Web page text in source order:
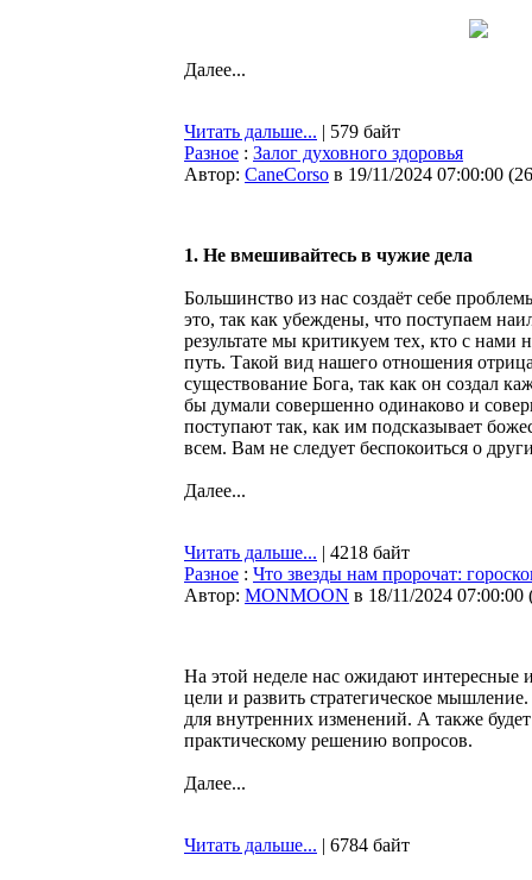
Далее...
Читать дальше... | 579 байт
Разное : Залог духовного здоровья
Автор: CaneCorso в 19/11/2024 07:00:00 (
1. Не вмешивайтесь в чужие дела
Большинство из нас создаёт себе
это, так как убеждены, что поступаем
результате мы критикуем тех, кто с нами
путь. Такой вид нашего отношения
существование Бога, так как он создал
бы думали совершенно одинаково и
поступают так, как им подсказывает
всем. Вам не следует беспокоиться о
Далее...
Читать дальше... | 4218 байт
Разное : Что звезды нам пророчат:
Автор: MONMOON в 18/11/2024 07:00:00
На этой неделе нас ожидают
цели и развить стратегическое
для внутренних изменений. А также
практическому решению вопросов.
Далее...
Читать дальше... | 6784 байт